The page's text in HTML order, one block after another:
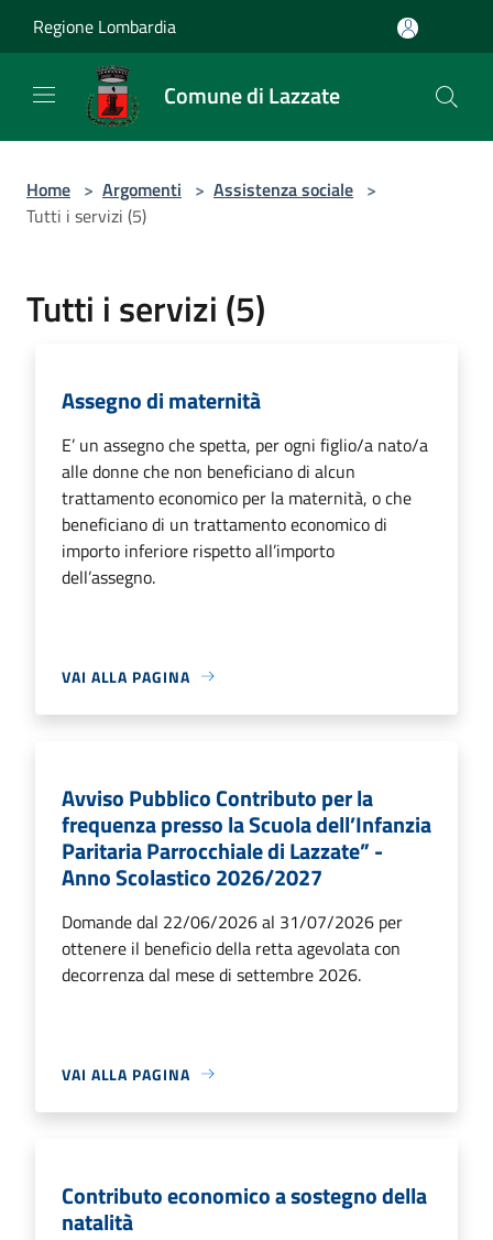
Regione Lombardia
Comune di Lazzate
Home > Argomenti > Assistenza sociale >
Tutti i servizi (5)
Tutti i servizi (5)
Assegno di maternità
E’ un assegno che spetta, per ogni figlio/a nato/a
alle donne che non beneficiano di alcun
trattamento economico per la maternità, o che
beneficiano di un trattamento economico di
importo inferiore rispetto all’importo
dell’assegno.
VAI ALLA PAGINA
Avviso Pubblico Contributo per la
frequenza presso la Scuola dell’Infanzia
Paritaria Parrocchiale di Lazzate” -
Anno Scolastico 2026/2027
Domande dal 22/06/2026 al 31/07/2026 per
ottenere il beneficio della retta agevolata con
decorrenza dal mese di settembre 2026.
VAI ALLA PAGINA
Contributo economico a sostegno della
natalità